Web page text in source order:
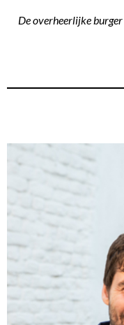
De overheerlijke